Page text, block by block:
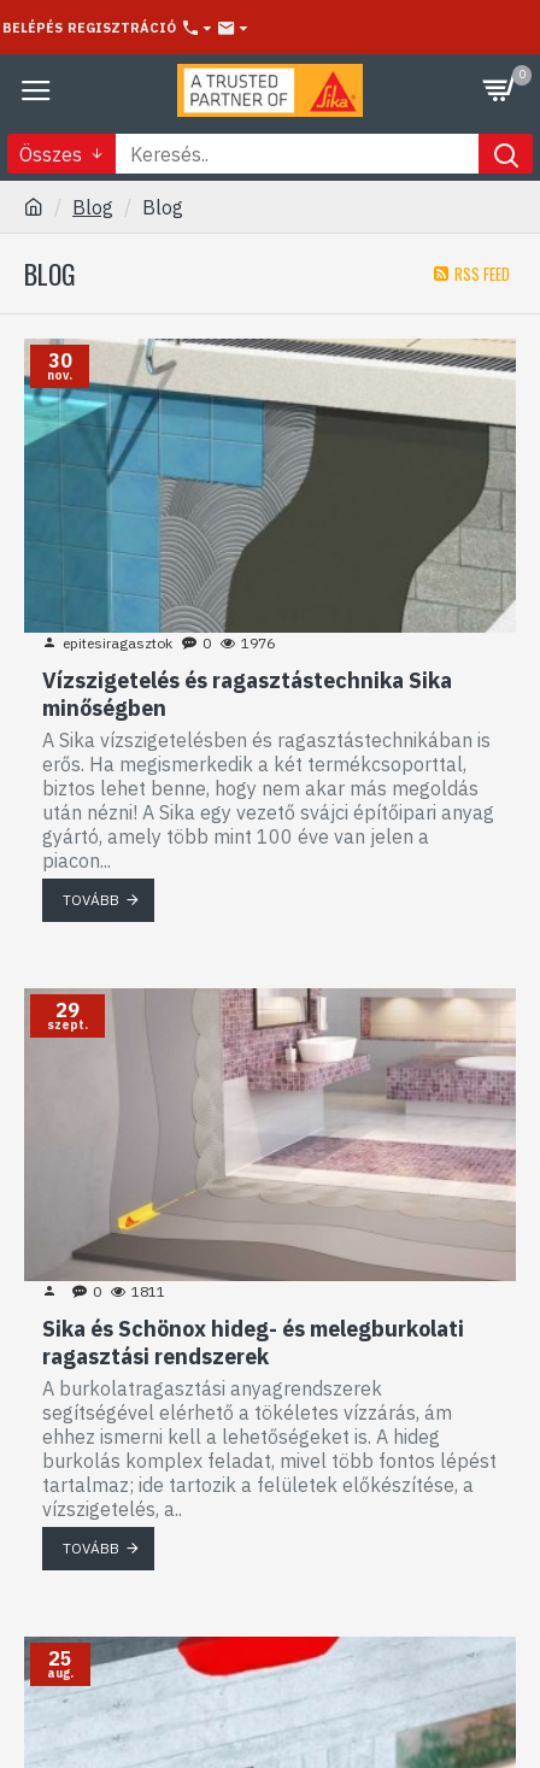
BELÉPÉS REGISZTRÁCIÓ
0
Összes
Blog Blog
BLOG RSS FEED
30
nov.
epitesiragasztok 0 1976
Vízszigetelés és ragasztástechnika Sika
minőségben
A Sika vízszigetelésben és ragasztástechnikában is
erős. Ha megismerkedik a két termékcsoporttal,
biztos lehet benne, hogy nem akar más megoldás
után nézni! A Sika egy vezető svájci építőipari anyag
gyártó, amely több mint 100 éve van jelen a
piacon...
TOVÁBB
29
szept.
0 1811
Sika és Schönox hideg- és melegburkolati
ragasztási rendszerek
A burkolatragasztási anyagrendszerek
segítségével elérhető a tökéletes vízzárás, ám
ehhez ismerni kell a lehetőségeket is. A hideg
burkolás komplex feladat, mivel több fontos lépést
tartalmaz; ide tartozik a felületek előkészítése, a
vízszigetelés, a..
TOVÁBB
25
aug.